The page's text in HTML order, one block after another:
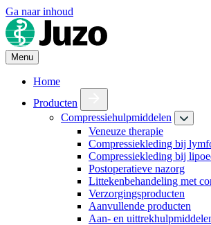
Ga naar inhoud
Menu
Home
Producten
Compressiehulpmiddelen
Veneuze therapie
Compressiekleding bij
Compressiekleding bij
Postoperatieve nazorg
Littekenbehandeling met
Verzorgingsproducten
Aanvullende producten
Aan- en